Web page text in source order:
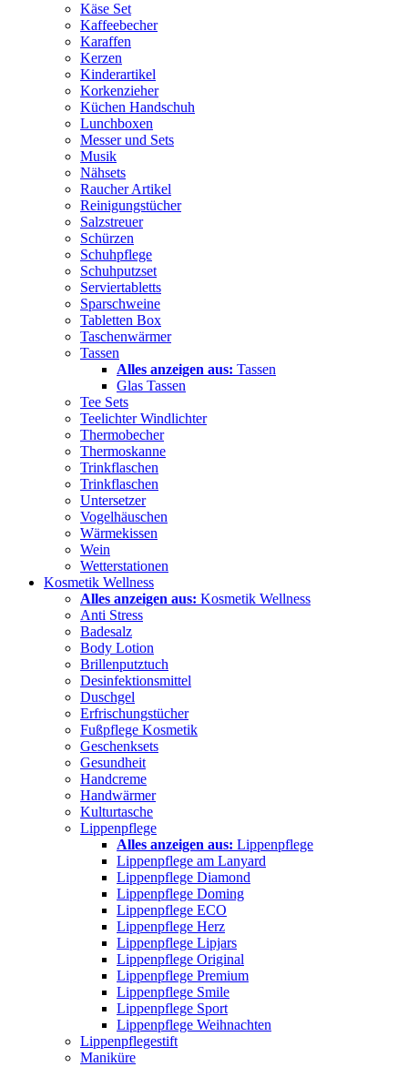
Käse Set
Kaffeebecher
Karaffen
Kerzen
Kinderartikel
Korkenzieher
Küchen Handschuh
Lunchboxen
Messer und Sets
Musik
Nähsets
Raucher Artikel
Reinigungstücher
Salzstreuer
Schürzen
Schuhpflege
Schuhputzset
Serviertabletts
Sparschweine
Tabletten Box
Taschenwärmer
Tassen
Alles anzeigen aus: Tassen
Glas Tassen
Tee Sets
Teelichter Windlichter
Thermobecher
Thermoskanne
Trinkflaschen
Trinkflaschen
Untersetzer
Vogelhäuschen
Wärmekissen
Wein
Wetterstationen
Kosmetik Wellness
Alles anzeigen aus: Kosmetik Wellness
Anti Stress
Badesalz
Body Lotion
Brillenputztuch
Desinfektionsmittel
Duschgel
Erfrischungstücher
Fußpflege Kosmetik
Geschenksets
Gesundheit
Handcreme
Handwärmer
Kulturtasche
Lippenpflege
Alles anzeigen aus: Lippenpflege
Lippenpflege am Lanyard
Lippenpflege Diamond
Lippenpflege Doming
Lippenpflege ECO
Lippenpflege Herz
Lippenpflege Lipjars
Lippenpflege Original
Lippenpflege Premium
Lippenpflege Smile
Lippenpflege Sport
Lippenpflege Weihnachten
Lippenpflegestift
Maniküre